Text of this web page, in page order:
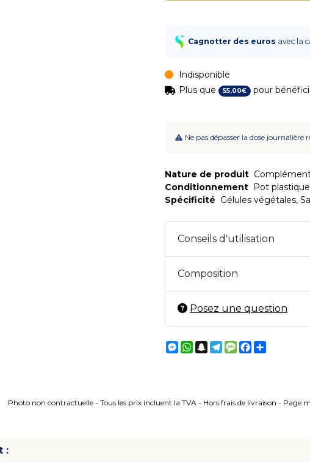
Cagnotter des euros avec la
Indisponible
Plus que
55,00€ pour
Ne pas dépasser la dose
Nature de produit
Conditionnement Pot plastique
Spécificité Gélules végétales,
Conseils d'utilisation
Composition
Posez une question
Messenger
WhatsApp
Snapchat
Telegram
MessageFacebook
Photo non contractuelle - Tous les prix incluent la TVA - Hors frais de livraison - Page
: